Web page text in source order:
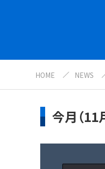
HOME NEWS
今月（11